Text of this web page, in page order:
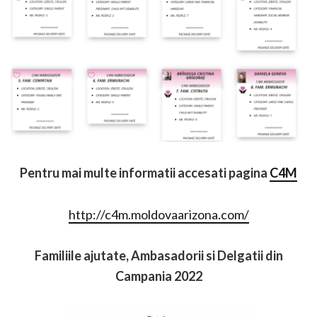
Pentru mai multe informatii accesati pagina C4M
http://c4m.moldovaarizona.com/
Familiile ajutate, Ambasadorii si Delgatii din
Campania 2022